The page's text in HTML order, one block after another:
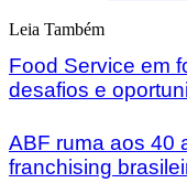
Leia Também
Food Service em
desafios e
ABF ruma aos 40
franchising